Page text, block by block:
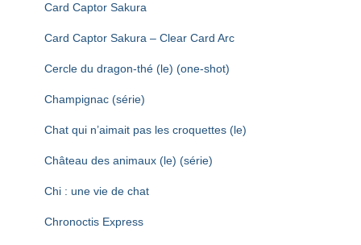
Card Captor Sakura
Card Captor Sakura – Clear Card Arc
Cercle du dragon-thé (le) (one-shot)
Champignac (série)
Chat qui n’aimait pas les croquettes (le)
Château des animaux (le) (série)
Chi : une vie de chat
Chronoctis Express